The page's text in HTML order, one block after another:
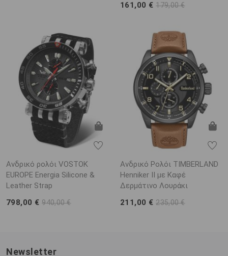
161,00 €179,00 €
Ανδρικό ρολόι VOSTOK
EUROPE Energia Silicone &
Leather Strap
798,00 €940,00 €
Ανδρικό Ρολόι TIMBERLAND
Henniker II με Καφέ
Δερμάτινο Λουράκι
211,00 €235,00 €
Newsletter